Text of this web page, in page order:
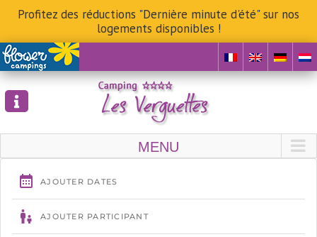
Profitez des réductions "Dernière minute d'été" sur nos
logements disponibles !
Skip
to
content